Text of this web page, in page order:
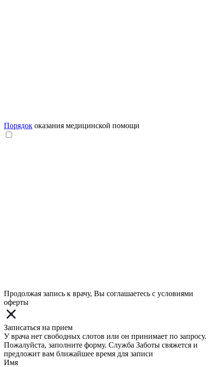
Порядок оказания медицинской помощи
Продолжая запись к врачу, Вы соглашаетесь с условиями
оферты
Записаться на прием
У врача нет свободных слотов или он принимает по запросу.
Пожалуйста, заполните форму. Служба Заботы свяжется и
предложит вам ближайшее время для записи
Имя